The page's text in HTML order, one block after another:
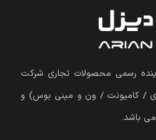
رسمی محصولات تجاری شرکت
/ کامیونت / ون و مینی بوس) و
باشد.